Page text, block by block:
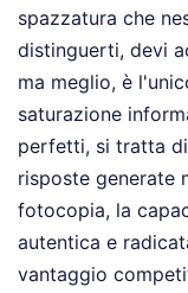
spazzatura che
distinguerti, devi
ma meglio, è
saturazione
perfetti, si tratta
risposte generate
fotocopia, la
autentica e
vantaggio